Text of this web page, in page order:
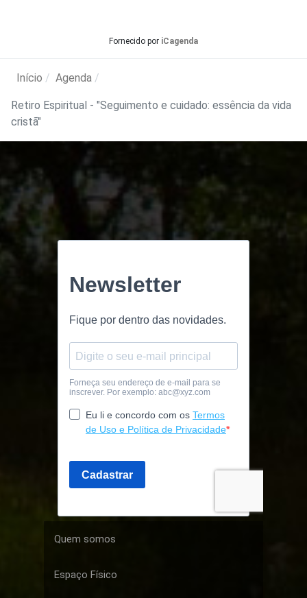
Fornecido por iCagenda
Início Agenda
Retiro Espiritual - "Seguimento e cuidado: essência da vida
cristã"
Quem somos
Espaço Físico